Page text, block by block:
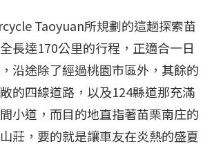
Taoyuan所規劃的這趟探索苗
長達170公里的行程，正適合一日
沿途除了經過桃園市區外，其餘的
的四線道路，以及124縣道那充滿
小道，而目的地直指著苗栗南庄的
莊，要的就是讓車友在炎熱的盛夏